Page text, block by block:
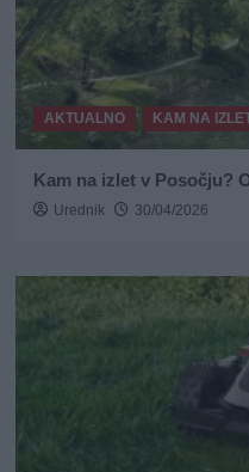
AKTUALNO KAM NA
Kam na izlet v Posočju?
Urednik 30/04/2026